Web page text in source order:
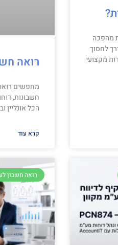
מהפכה
לחסוך
מקצועי
רואה
מחפשים
חשבונות,
הכל אונליין
קרא עוד
רואה חשבון